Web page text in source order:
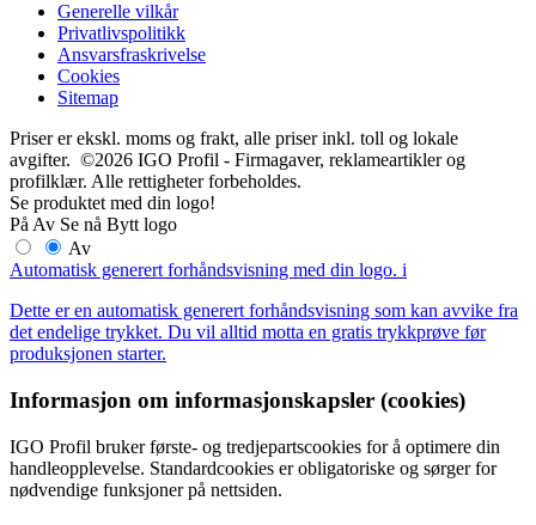
Generelle vilkår
Privatlivspolitikk
Ansvarsfraskrivelse
Cookies
Sitemap
Priser er ekskl. moms og frakt, alle priser inkl. toll og lokale
avgifter. ©2026 IGO Profil - Firmagaver, reklameartikler og
profilklær. Alle rettigheter forbeholdes.
Se produktet med din logo!
På Av Se nå Bytt logo
Av
Automatisk generert forhåndsvisning med din logo. i
Dette er en automatisk generert forhåndsvisning som kan avvike fra
det endelige trykket. Du vil alltid motta en gratis trykkprøve før
produksjonen starter.
Informasjon om informasjonskapsler (cookies)
IGO Profil bruker første- og tredjepartscookies for å optimere din
handleopplevelse. Standardcookies er obligatoriske og sørger for
nødvendige funksjoner på nettsiden.